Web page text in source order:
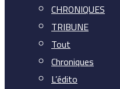
CHRONIQUES
TRIBUNE
Tout
Chroniques
L’édito